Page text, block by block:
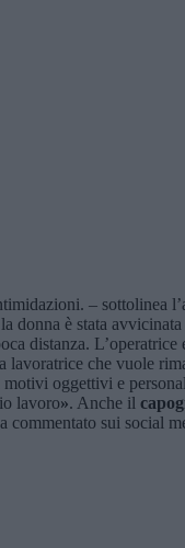
– sottolinea
è stata avvicinata
distanza. L’operatrice
lavoratrice che vuole
oggettivi e
lavoro». Anche il
commentato sui social